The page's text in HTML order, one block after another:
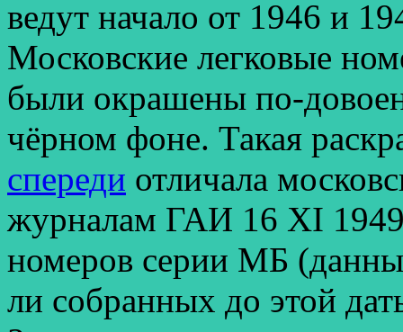
ведут начало от 1946 и
Московские легковые
были окрашены по-
чёрном фоне. Такая
спереди отличала
журналам ГАИ 16 XI 1949
номеров серии МБ
ли собранных до этой